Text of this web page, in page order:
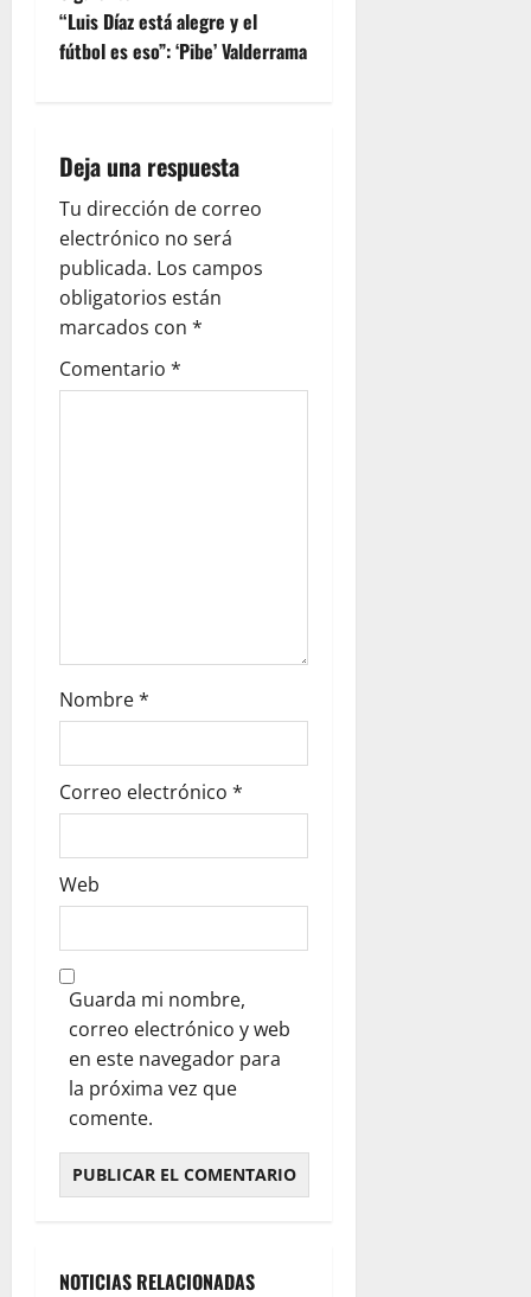
“Luis Díaz está alegre y el
fútbol es eso”: ‘Pibe’ Valderrama
Deja una respuesta
Tu dirección de correo
electrónico no será
publicada. Los campos
obligatorios están
marcados con *
Comentario *
Nombre*
Correo electrónico *
Web
Guarda mi nombre,
correo electrónico y web
en este navegador para
la próxima vez que
comente.
NOTICIAS RELACIONADAS